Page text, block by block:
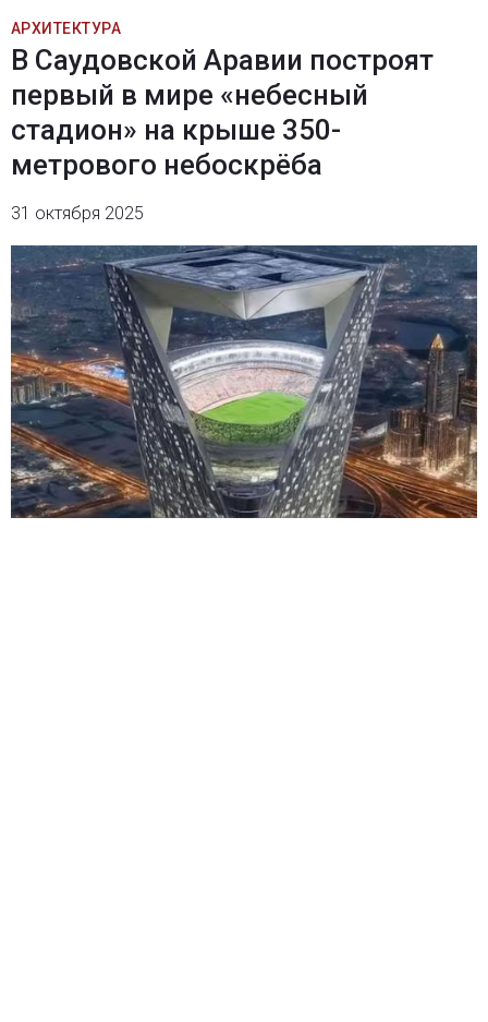
АРХИТЕКТУРА
В Саудовской Аравии построят
первый в мире «небесный
стадион» на крыше 350-
метрового небоскрёба
31 октября 2025